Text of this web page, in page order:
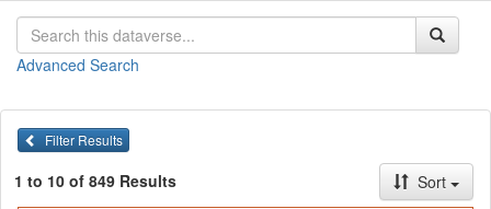
Lietuvos humanitarinių ir socialinių mokslų duomenų
infrastruktūra, suteikianti prieigą prie daugiau nei 600 duomenų ir
tyrimų išteklių. Visi duomenų ir tyrimų ištekliai yra dokumentuoti
lietuvių ir anglų kalbomis pagal tarptautinius standartus. LiDA
Advanced Search
Filter Results
1 to 10 of 849 Results
Sort